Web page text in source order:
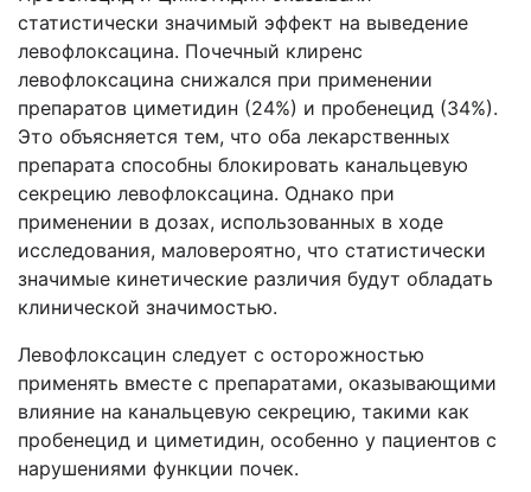
статистически значимый эффект на выведение
левофлоксацина. Почечный клиренс
левофлоксацина снижался при применении
препаратов циметидин (24%) и пробенецид (34%).
Это объясняется тем, что оба лекарственных
препарата способны блокировать канальцевую
секрецию левофлоксацина. Однако при
применении в дозах, использованных в ходе
исследования, маловероятно, что статистически
значимые кинетические различия будут обладать
клинической значимостью.
Левофлоксацин следует с осторожностью
применять вместе с препаратами, оказывающими
влияние на канальцевую секрецию, такими как
пробенецид и циметидин, особенно у пациентов с
нарушениями функции почек.